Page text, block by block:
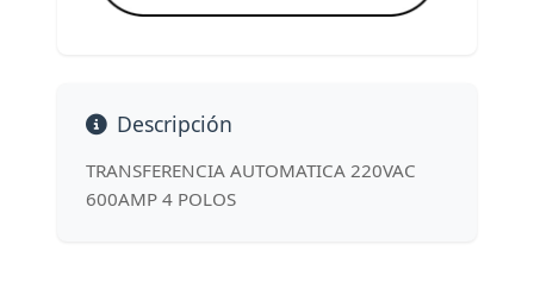
Descripción
TRANSFERENCIA AUTOMATICA 220VAC
600AMP 4 POLOS